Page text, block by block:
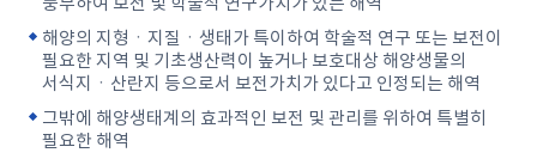
풍부하여 보전 및 학술적 연구가치가 있는 해역
해양의 지형ㆍ지질ㆍ생태가 특이하여 학술적 연구 또는 보전이
필요한 지역 및 기초생산력이 높거나 보호대상 해양생물의
서식지ㆍ산란지 등으로서 보전가치가 있다고 인정되는 해역
그밖에 해양생태계의 효과적인 보전 및 관리를 위하여 특별히
필요한 해역